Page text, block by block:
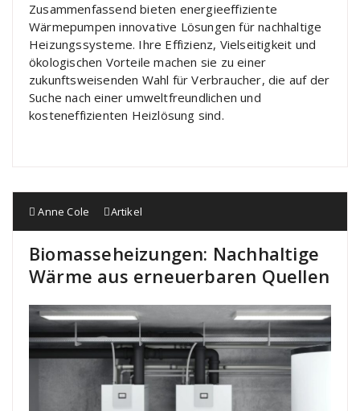
Zusammenfassend bieten energieeffiziente
Wärmepumpen innovative Lösungen für nachhaltige
Heizungssysteme. Ihre Effizienz, Vielseitigkeit und
ökologischen Vorteile machen sie zu einer
zukunftsweisenden Wahl für Verbraucher, die auf der
Suche nach einer umweltfreundlichen und
kosteneffizienten Heizlösung sind.
Anne Cole Artikel
Biomasseheizungen: Nachhaltige
Wärme aus erneuerbaren Quellen